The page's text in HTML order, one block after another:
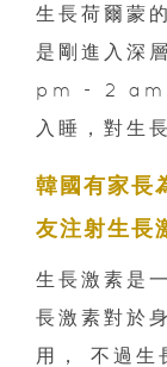
生長荷爾蒙
是剛進入深
pm - 2 am
入睡，對生
韓國有家長
友注射生長
生長激素是
長激素對於
用， 不過生